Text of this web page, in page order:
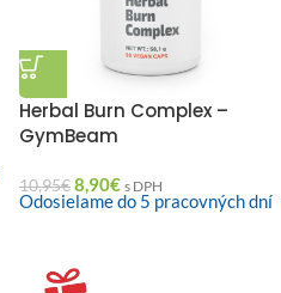
Herbal Burn Complex –
GymBeam
10,95€8,90€ s DPH
Odosielame do 5 pracovných dní